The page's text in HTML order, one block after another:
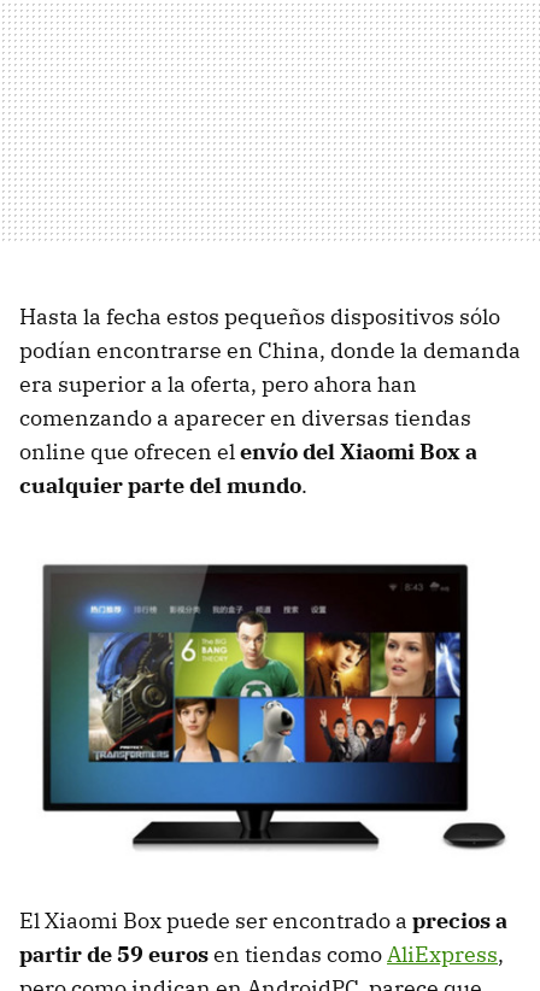
Hasta la fecha estos pequeños dispositivos sólo
podían encontrarse en China, donde la demanda
era superior a la oferta, pero ahora han
comenzando a aparecer en diversas tiendas
online que ofrecen elenvío del Xiaomi Box a
cualquier parte del mundo.
El Xiaomi Box puede ser encontrado a precios a
partir de 59 eurosen tiendas comoAliExpress,